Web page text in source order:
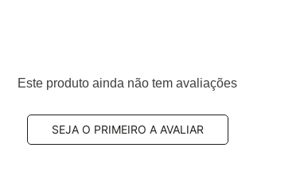
Este produto ainda não tem avaliações
SEJA O PRIMEIRO A AVALIAR